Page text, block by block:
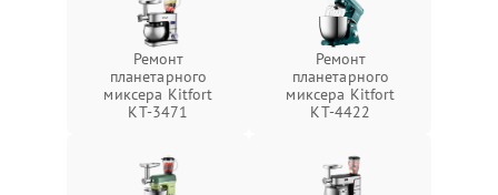
Ремонт
планетарного
миксера Kitfort
КТ-3471
Ремонт
планетарного
миксера Kitfort
КТ-4422